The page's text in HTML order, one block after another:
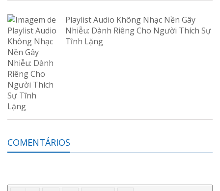
Playlist Audio Không Nhạc Nền Gây
Nhiễu: Dành Riêng Cho Người Thích Sự
Tĩnh Lặng
COMENTÁRIOS